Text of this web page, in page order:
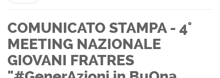
COMUNICATO STAMPA - 4°
MEETING NAZIONALE
GIOVANI FRATRES